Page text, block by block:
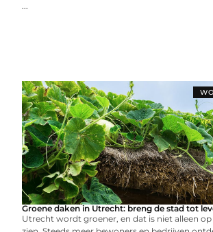
...
Groene daken in Utrecht: breng de stad tot
Utrecht wordt groener, en dat is niet alleen